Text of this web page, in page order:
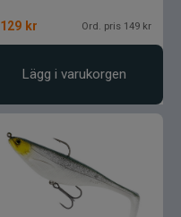
129 kr Ord. pris 149 kr
Lägg i varukorgen